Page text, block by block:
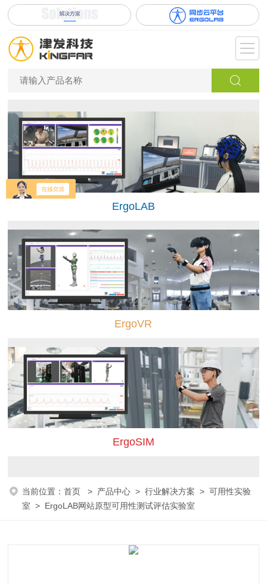
ErgoLAB
ErgoVR
ErgoSIM
当前位置：首页 > 产品中心 >行业解决方案 >可用性实验
室 > ErgoLAB网站原型可用性测试评估实验室